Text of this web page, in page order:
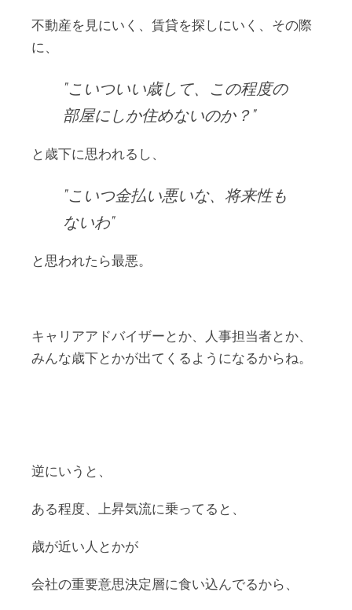
不動産を見にいく、賃貸を探しにいく、その際
に、
こいついい歳して、この程度の
部屋にしか住めないのか？
と歳下に思われるし、
こいつ金払い悪いな、将来性も
ないわ
と思われたら最悪。
キャリアアドバイザーとか、人事担当者とか、
みんな歳下とかが出てくるようになるからね。
逆にいうと、
ある程度、上昇気流に乗ってると、
歳が近い人とかが
会社の重要意思決定層に食い込んでるから、